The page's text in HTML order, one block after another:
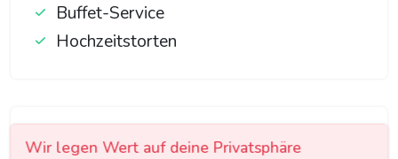
Buffet-Service
Hochzeitstorten
Business Catering
Wir legen Wert auf deine Privatsphäre